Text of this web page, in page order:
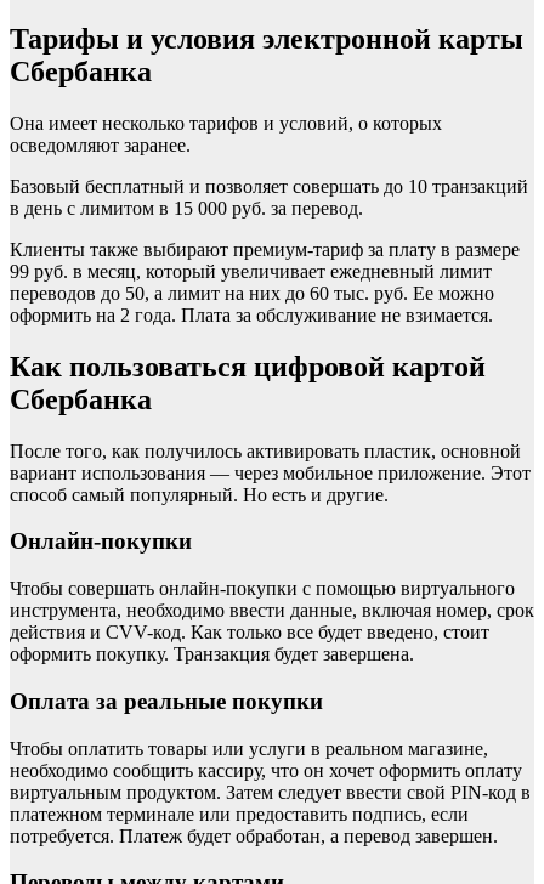
Тарифы и условия электронной карты
Сбербанка
Она имеет несколько тарифов и условий, о которых
осведомляют заранее.
Базовый бесплатный и позволяет совершать до 10 транзакций
в день с лимитом в 15 000 руб. за перевод.
Клиенты также выбирают премиум-тариф за плату в размере
99 руб. в месяц, который увеличивает ежедневный лимит
переводов до 50, а лимит на них до 60 тыс. руб. Ее можно
оформить на 2 года. Плата за обслуживание не взимается.
Как пользоваться цифровой картой
Сбербанка
После того, как получилось активировать пластик, основной
вариант использования — через мобильное приложение. Этот
способ самый популярный. Но есть и другие.
Онлайн-покупки
Чтобы совершать онлайн-покупки с помощью виртуального
инструмента, необходимо ввести данные, включая номер, срок
действия и CVV-код. Как только все будет введено, стоит
оформить покупку. Транзакция будет завершена.
Оплата за реальные покупки
Чтобы оплатить товары или услуги в реальном магазине,
необходимо сообщить кассиру, что он хочет оформить оплату
виртуальным продуктом. Затем следует ввести свой PIN-код в
платежном терминале или предоставить подпись, если
потребуется. Платеж будет обработан, а перевод завершен.